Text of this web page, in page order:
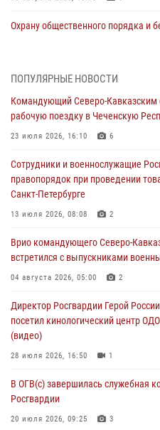
Охрану общественного порядка и
задержаны в Дагестане при
06 августа 2026, 09:00
подозреваемые в страховом
06 августа 2026, 08:56 2
Офицер СОБР Росгвардии
06 августа 2026, 08:27 3
Росгвардейцы задержали
06 августа 2026, 08:18
ПОПУЛЯРНЫЕ НОВОСТИ
Командующий Северо-Кавказским
рабочую поездку в Чеченскую
23 июля 2026, 16:10 6
Сотрудники и военнослужащие
правопорядок при проведении
Санкт-Петербурге
13 июля 2026, 08:08 2
Врио командующего Северо-
встретился с выпускниками
04 августа 2026, 05:00 2
Директор Росгвардии Герой
посетил кинологический центр
(видео)
28 июля 2026, 16:50 1
В ОГВ(с) завершилась служебная
Росгвардии
20 июля 2026, 09:25 3